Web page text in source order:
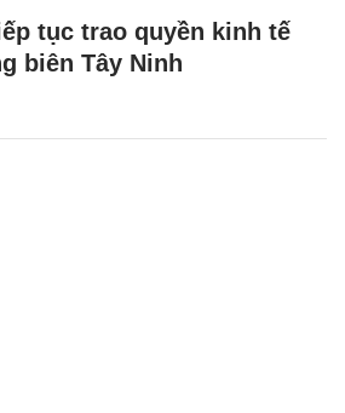
tục trao quyền kinh tế
biên Tây Ninh